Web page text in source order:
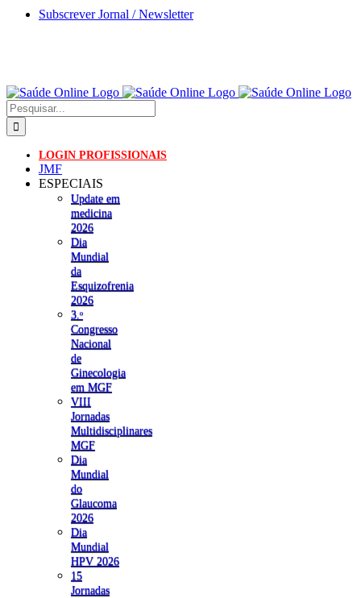
Skip
Subscrever Jornal / Newsletter
Pesquisar
LOGIN PROFISSIONAIS
JMF
ESPECIAIS
Update em
medicina
2026
Dia
Mundial
da
Esquizofrenia
2026
3.ᵒ
Congresso
Nacional
de
Ginecologia
em MGF
VIII
Jornadas
Multidisciplinares
MGF
Dia
Mundial
do
Glaucoma
2026
Dia
Mundial
HPV 2026
15
Jornadas